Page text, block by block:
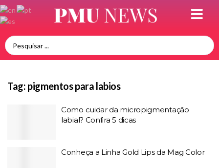
Tag: pigmentos para labios
Como cuidar da micropigmentação
labial? Confira 5 dicas
Conheça a Linha Gold Lips da Mag Color